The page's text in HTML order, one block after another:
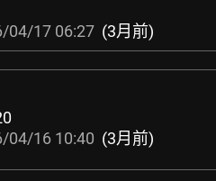
04/17 06:27 (3月前)
04/16 10:40 (3月前)